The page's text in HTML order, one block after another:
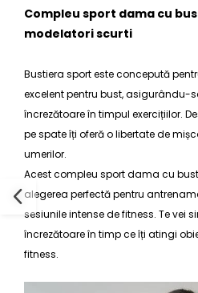
Compleu sport dama cu
modelatori scurti
Bustiera sporteste concepută
excelent pentru bust, asigurându-
încrezătoare în timpul exercițiilor.
pe spate îți oferă o libertate de
umerilor.
Acestcompleu sport dama cu
alegerea perfectă pentru
sesiunile intense de fitness. Te vei
încrezătoare în timp ce îți atingi
fitness.